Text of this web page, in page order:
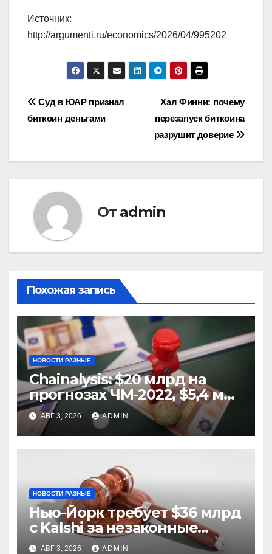
Источник:
http://argumenti.ru/economics/2026/04/995202
Навигация
записям
Хэл Финни: почему
перезапуск биткоина
разрушит доверие
Суд в ЮАР признал
биткоин деньгами
От admin
Похожая запись
НОВОСТИ РАЗНЫЕ
Chainalysis: $20 млрд на
прогнозах ЧМ-2022, $5,4 млн
из них незаконные
АВГ 3, 2026 ADMIN
НОВОСТИ РАЗНЫЕ
Нью-Йорк требует $36 млрд
с Kalshi за незаконные
ставки
АВГ 3, 2026 ADMIN